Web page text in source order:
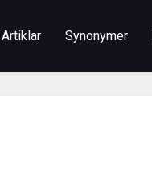
Artiklar Synonymer